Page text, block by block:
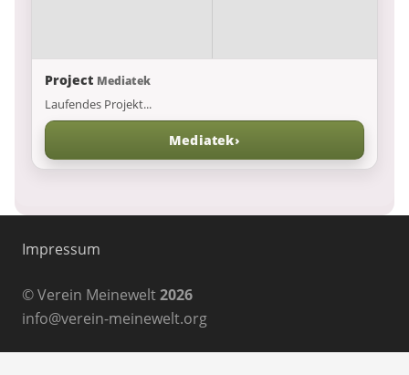
Project Mediatek
Laufendes Projekt...
Mediatek›
Impressum
© Verein Meinewelt2026
info@verein-meinewelt.org